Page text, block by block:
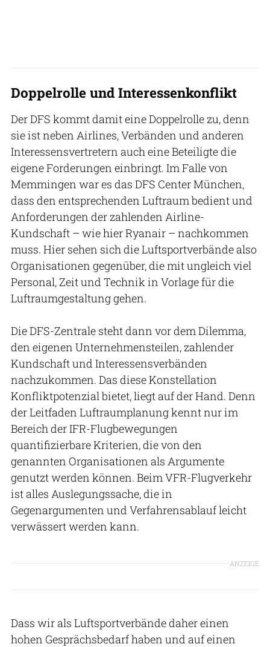
Doppelrolle und Interessenkonflikt
Der DFS kommt damit eine Doppelrolle zu, denn
sie ist neben Airlines, Verbänden und anderen
Interessensvertretern auch eine Beteiligte die
eigene Forderungen einbringt. Im Falle von
Memmingen war es das DFS Center München,
dass den entsprechenden Luftraum bedient und
Anforderungen der zahlenden Airline-
Kundschaft – wie hier Ryanair – nachkommen
muss. Hier sehen sich die Luftsportverbände also
Organisationen gegenüber, die mit ungleich viel
Personal, Zeit und Technik in Vorlage für die
Luftraumgestaltung gehen.
Die DFS-Zentrale steht dann vor dem Dilemma,
den eigenen Unternehmensteilen, zahlender
Kundschaft und Interessensverbänden
nachzukommen. Das diese Konstellation
Konfliktpotenzial bietet, liegt auf der Hand. Denn
der Leitfaden Luftraumplanung kennt nur im
Bereich der IFR-Flugbewegungen
quantifizierbare Kriterien, die von den
genannten Organisationen als Argumente
genutzt werden können. Beim VFR-Flugverkehr
ist alles Auslegungssache, die in
Gegenargumenten und Verfahrensablauf leicht
verwässert werden kann.
ANZEIGE
Dass wir als Luftsportverbände daher einen
hohen Gesprächsbedarf haben und auf einen